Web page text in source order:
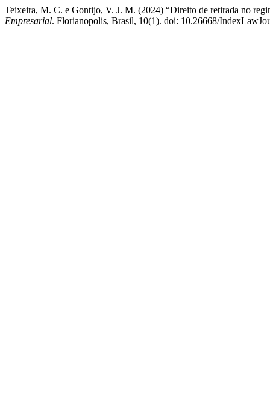
Teixeira, M. C. e Gontijo, V. J. M. (2024) “Direito de retirada no
Empresarial. Florianopolis, Brasil, 10(1). doi: 10.26668/